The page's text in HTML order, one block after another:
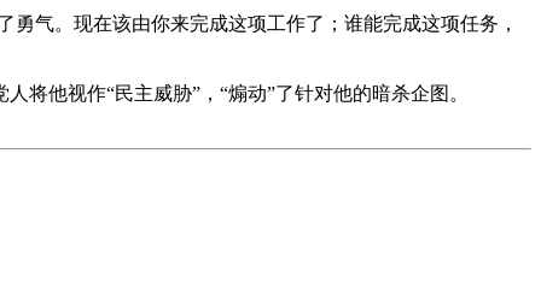
气。现在该由你来完成这项工作了；谁能完成这项任务，
他视作“民主威胁”，“煽动”了针对他的暗杀企图。